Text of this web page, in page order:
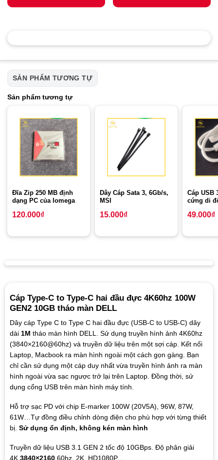
SẢN PHẨM TƯƠNG TỰ
Sản phẩm tương tự
Đĩa Zip 250 MB định
dạng PC của Iomega
120.000₫
Dây Cáp Sata 3, 6Gb/s,
MSI
15.000₫
Cáp USB
cứng di
49.000₫
Cáp Type-C to Type-C hai đầu đực 4K60hz 100W
GEN2 10GB tháo màn DELL
Dây cáp Type C to Type C hai đầu đực (USB-C to USB-C) dây
dài 1M tháo màn hình DELL. Sử dụng truyền hình ảnh 4K60hz
(3840×2160@60hz) và truyền dữ liệu trên một sợi cáp. Kết nối
Laptop, Macbook ra màn hình ngoài một cách gọn gàng. Bạn
chỉ cần sử dụng một cáp duy nhất vừa truyền hình ảnh ra màn
hình ngoài vừa sạc ngược trở lại trên Laptop. Đồng thời, sử
dụng cổng USB trên màn hình máy tính.
Hỗ trợ sạc PD với chip E-marker 100W (20V5A), 96W, 87W,
61W…Tự đồng điều chỉnh dòng điện cho phù hợp với từng thiết
bị. Sử dụng ổn định, không kén màn hình
Truyền dữ liệu USB 3.1 GEN 2 tốc độ 10GBps. Độ phân giải
4K 3840×216060hz, 2K, HD1080P…